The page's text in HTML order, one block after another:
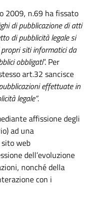
2009, n.69 ha fissato
di pubblicazione di atti
di pubblicità legale si
siti informatici da
obbligati”. Per
art.32 sancisce
effettuate in
legale”.
affissione degli
ad una
web
dell’evoluzione
nonché della
con i